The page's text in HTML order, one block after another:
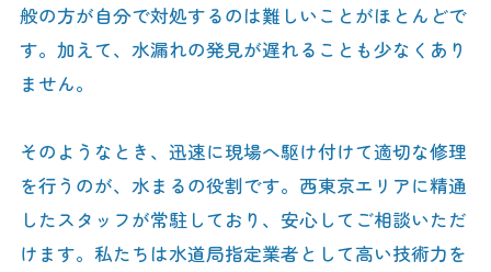
般の方が自分で対処するのは難しいことがほとんどで
す。加えて、水漏れの発見が遅れることも少なくあり
ません。
そのようなとき、迅速に現場へ駆け付けて適切な修理
を行うのが、水まるの役割です。西東京エリアに精通
したスタッフが常駐しており、安心してご相談いただ
けます。私たちは水道局指定業者として高い技術力を